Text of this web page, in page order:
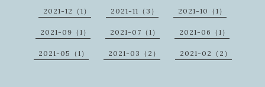
2021-12（1） 2021-11（3） 2021-10（1）
2021-09（1） 2021-07（1） 2021-06（1）
2021-05（1） 2021-03（2） 2021-02（2）